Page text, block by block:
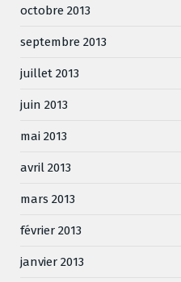
octobre 2013
septembre 2013
juillet 2013
juin 2013
mai 2013
avril 2013
mars 2013
février 2013
janvier 2013